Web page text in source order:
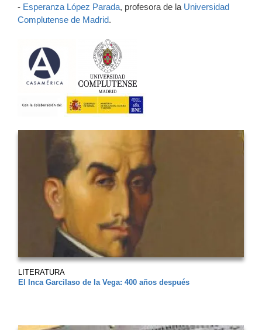
- Esperanza López Parada, profesora de la Universidad
Complutense de Madrid.
LITERATURA
El Inca Garcilaso de la Vega: 400 años después